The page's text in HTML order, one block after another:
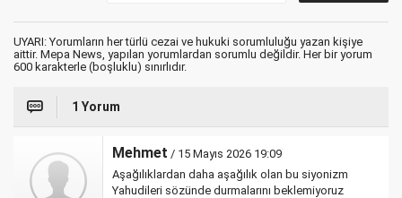
UYARI: Yorumların her türlü cezai ve hukuki sorumluluğu yazan kişiye
aittir. Mepa News, yapılan yorumlardan sorumlu değildir. Her bir yorum
600 karakterle (boşluklu) sınırlıdır.
1 Yorum
Mehmet / 15 Mayıs 2026 19:09
Aşağılıklardan daha aşağılık olan bu siyonizm
Yahudileri sözünde durmalarını beklemiyoruz